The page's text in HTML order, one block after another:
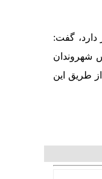
گفت:
شهروندان
از طریق این